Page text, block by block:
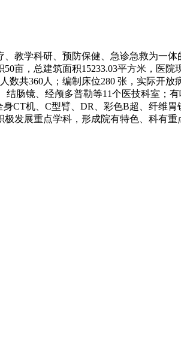
教学科研、预防保健、急诊急救为一体
面积15233.03平方米，医院现有
数共360人；编制床位280 张，实际开
肠镜、经颅多普勒等11个医技科室；
CT机、C型臂、DR、彩色B超、纤维胃
发展重点学科，形成院有特色、科有